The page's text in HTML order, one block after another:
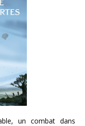
un combat dans